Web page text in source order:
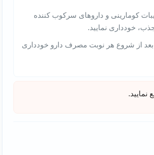
کومارینی و داروهای سرکوب کننده
خودداری نمایید.
از مصرف سایر داروهای خوراکی، 1 ساعت قبل یا بعد از شروع هر نوبت مصرف دارو خودداری